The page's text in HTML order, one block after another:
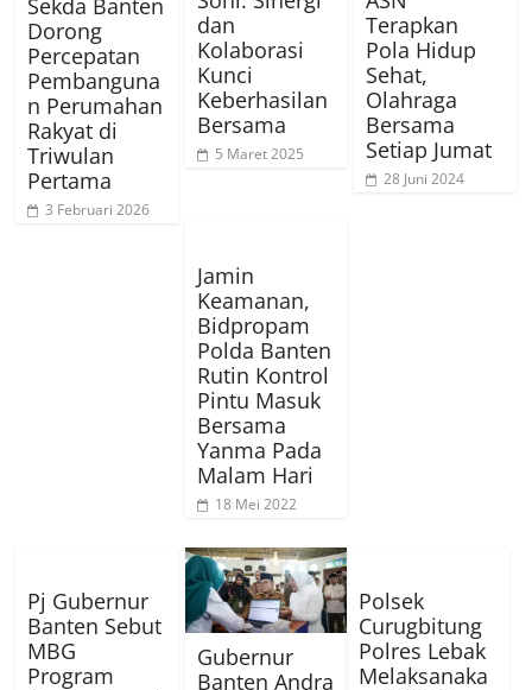
Sekda Banten
Dorong
Percepatan
Pembanguna
n Perumahan
Rakyat di
Triwulan
Pertama
3 Februari 2026
dan
Kolaborasi
Kunci
Keberhasilan
Bersama
5 Maret 2025
Terapkan
Pola Hidup
Sehat,
Olahraga
Bersama
Setiap Jumat
28 Juni 2024
Jamin
Keamanan,
Bidpropam
Polda Banten
Rutin Kontrol
Pintu Masuk
Bersama
Yanma Pada
Malam Hari
18 Mei 2022
Pj Gubernur
Banten Sebut
MBG
Program
Gubernur
Banten Andra
Polsek
Curugbitung
Polres Lebak
Melaksanaka